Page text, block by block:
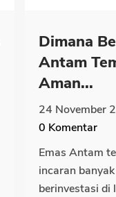
Dimana
Antam
Aman...
24 November
0 Komentar
Emas Antam
incaran
berinvestasi di